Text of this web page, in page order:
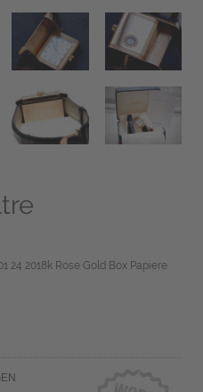
24 2018k Rose Gold Box Papiere